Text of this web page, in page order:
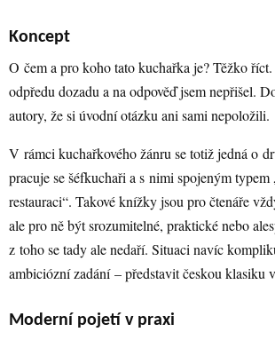
Koncept
O čem a pro koho tato kuchařka je? Těžko
odpředu dozadu a na odpověď jsem nepřišel.
autory, že si úvodní otázku ani sami nepoložili.
V rámci kuchařkového žánru se totiž jedná o
pracuje se šéfkuchaři a s nimi spojeným typem
restauraci“. Takové knížky jsou pro čtenáře
ale pro ně být srozumitelné, praktické nebo
z toho se tady ale nedaří. Situaci navíc
ambiciózní zadání – představit českou klasiku
Moderní pojetí v praxi